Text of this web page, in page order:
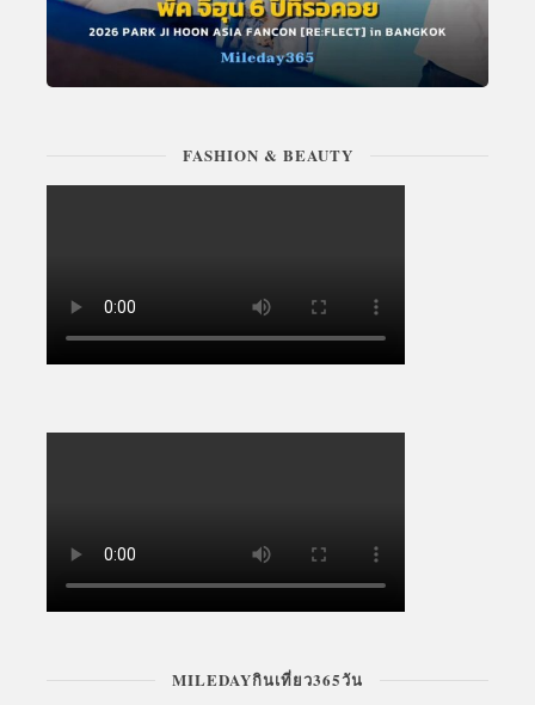
FASHION & BEAUTY
MILEDAYกินเที่ยว365วัน